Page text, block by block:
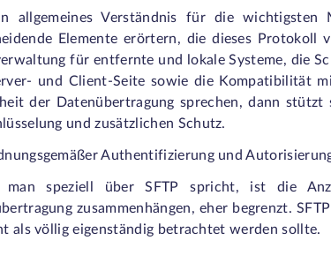
allgemeines Verständnis für die wichtigsten
Elemente erörtern, die dieses
für entfernte und lokale Systeme, die
und Client-Seite sowie die Kompatibilität
der Datenübertragung sprechen, dann
und zusätzlichen Schutz.
Authentifizierung und
man speziell über SFTP spricht, ist die
zusammenhängen, eher begrenzt.
als völlig eigenständig betrachtet werden sollte.